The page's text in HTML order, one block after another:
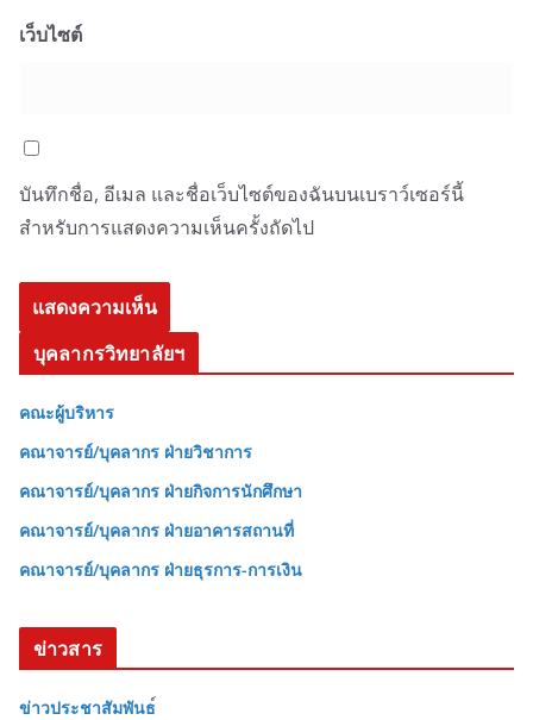
เว็บไซต์
บันทึกชื่อ, อีเมล และชื่อเว็บไซต์ของฉันบนเบราว์เซอร์นี้
สำหรับการแสดงความเห็นครั้งถัดไป
บุคลากรวิทยาลัยฯ
คณะผู้บริหาร
คณาจารย์/บุคลากร ฝ่ายวิชาการ
คณาจารย์/บุคลากร ฝ่ายกิจการนักศึกษา
คณาจารย์/บุคลากร ฝ่ายอาคารสถานที่
คณาจารย์/บุคลากร ฝ่ายธุรการ-การเงิน
ข่าวสาร
ข่าวประชาสัมพันธ